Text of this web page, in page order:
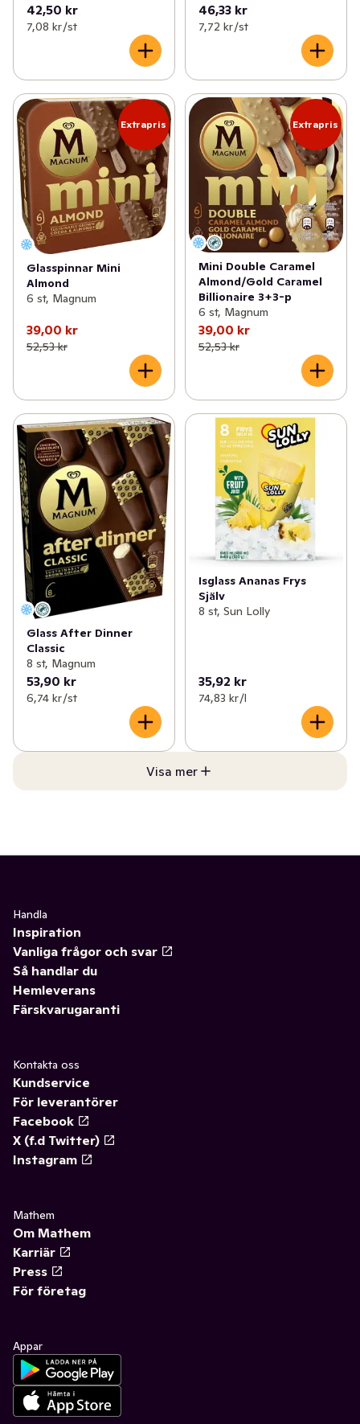
42,50 kr
7,08 kr /st
46,33 kr
7,72 kr /st
Extrapris
Glasspinnar Mini
Almond
6 st, Magnum
39,00 kr
52,53 kr
Extrapris
Mini Double Caramel
Almond/Gold Caramel
Billionaire 3+3-p
6 st, Magnum
39,00 kr
52,53 kr
Glass After Dinner
Classic
8 st, Magnum
53,90 kr
6,74 kr /st
Isglass Ananas Frys
Själv
8 st, Sun Lolly
35,92 kr
74,83 kr /l
Visa mer
Handla
Inspiration
Vanliga frågor och svar
Så handlar du
Hemleverans
Färskvarugaranti
Kontakta oss
Kundservice
För leverantörer
Facebook
X (f.d Twitter)
Instagram
Mathem
Om Mathem
Karriär
Press
För företag
Appar